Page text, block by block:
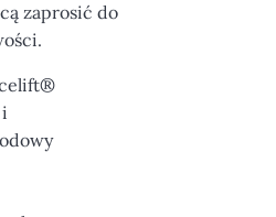
zaprosić do